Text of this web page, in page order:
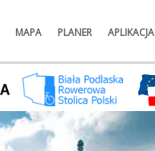
MAPA PLANER APLIKACJA